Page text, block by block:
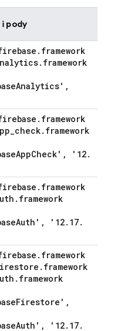
i pody
. framework
. framework
Analytics' ,
. framework
_check. framework
AppCheck' , '12.
. framework
. framework
Auth' , '12. 17.
. framework
. framework
. framework
Firestore' ,
Auth' , '12. 17.